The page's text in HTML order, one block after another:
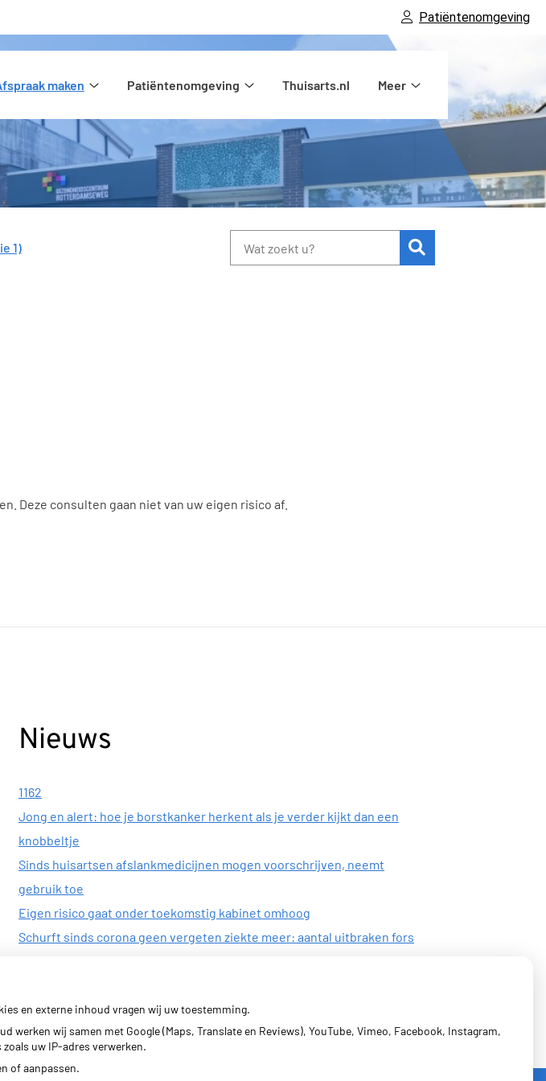
Patiëntenomgeving
maken
submenu
Patiëntenomgeving
Thuisarts.nl
Meer
submenu
1)
Deze consulten gaan niet van uw eigen risico af.
Nieuws
1162
Jong en alert: hoe je borstkanker herkent als je verder kijkt dan een
knobbeltje
Sinds huisartsen afslankmedicijnen mogen voorschrijven, neemt
gebruik toe
Eigen risico gaat onder toekomstig kabinet omhoog
Schurft sinds corona geen vergeten ziekte meer: aantal uitbraken fors
en externe inhoud vragen wij uw toestemming.
wij samen met Google (Maps, Translate en Reviews), YouTube, Vimeo, Facebook, Instagram,
uw IP-adres verwerken.
of aanpassen.